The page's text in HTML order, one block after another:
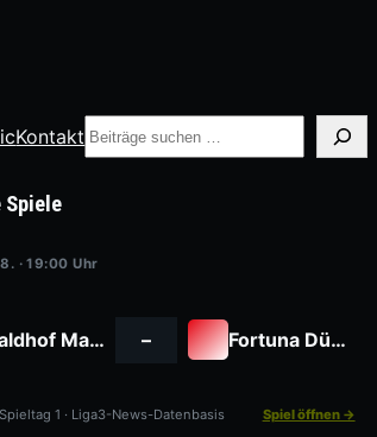
Kontakt Suche
Spiele
· 19:00 Uhr
Waldhof Mannheim – Fortuna Düsseldorf
1 · Liga3-News-Datenbasis Spiel öffnen →